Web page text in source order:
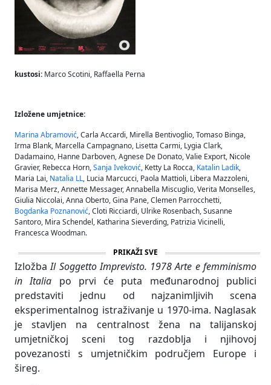
kustosi: Marco Scotini, Raffaella Perna
Izložene umjetnice:
Marina Abramović, Carla Accardi, Mirella Bentivoglio, Tomaso Binga,
Irma Blank, Marcella Campagnano, Lisetta Carmi, Lygia Clark,
Dadamaino, Hanne Darboven, Agnese De Donato, Valie Export, Nicole
Gravier, Rebecca Horn,Sanja Iveković, Ketty La Rocca, Katalin Ladik,
Maria Lai, Natalia LL, Lucia Marcucci, Paola Mattioli, Libera Mazzoleni,
Marisa Merz, Annette Messager, Annabella Miscuglio, Verita Monselles,
Giulia Niccolai, Anna Oberto, Gina Pane, Clemen Parrocchetti,
Bogdanka Poznanović, Cloti Ricciardi, Ulrike Rosenbach, Susanne
Santoro, Mira Schendel, Katharina Sieverding, Patrizia Vicinelli,
Francesca Woodman.
PRIKAŽI SVE
IzložbaIl Soggetto Imprevisto. 1978 Arte e femminismo
in Italia po prvi će puta međunarodnoj publici
predstaviti jednu od najzanimljivih scena
eksperimentalnog istraživanje u 1970-ima. Naglasak
je stavljen na centralnost žena na talijanskoj
umjetničkoj sceni tog razdoblja i njihovoj
povezanosti s umjetničkim područjem Europe i
šireg.